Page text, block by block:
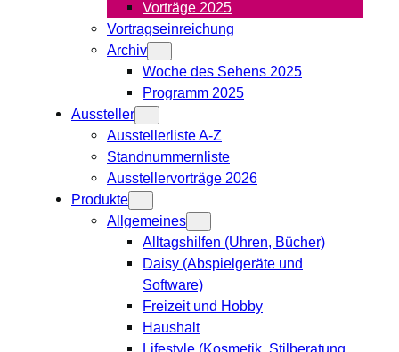
Vorträge 2025
Vortragseinreichung
Archiv
Woche des Sehens 2025
Programm 2025
Aussteller
Ausstellerliste A-Z
Standnummernliste
Ausstellervorträge 2026
Produkte
Allgemeines
Alltagshilfen (Uhren, Bücher)
Daisy (Abspielgeräte und
Software)
Freizeit und Hobby
Haushalt
Lifestyle (Kosmetik, Stilberatung